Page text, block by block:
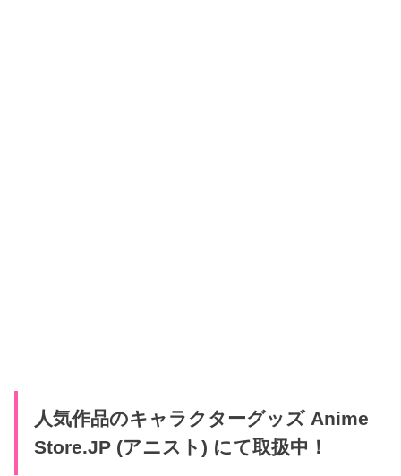
人気作品のキャラクターグッズ Anime
Store.JP (アニスト) にて取扱中！